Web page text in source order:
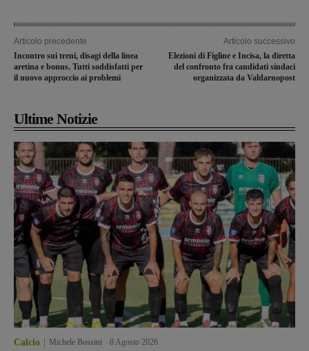
Articolo precedente
Incontro sui treni, disagi della linea
aretina e bonus. Tutti soddisfatti per
il nuovo approccio ai problemi
Articolo successivo
Elezioni di Figline e Incisa, la diretta
del confronto fra candidati sindaci
organizzata da Valdarnopost
Ultime Notizie
Calcio Michele Bossini 8 Agosto 2026